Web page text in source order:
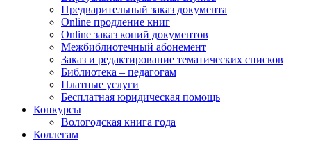
Предварительный заказ документа
Online продление книг
Online заказ копий документов
Межбиблиотечный абонемент
Заказ и редактирование тематических списков
Библиотека – педагогам
Платные услуги
Бесплатная юридическая помощь
Конкурсы
Вологодская книга года
Коллегам